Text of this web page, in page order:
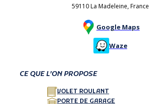
59110 La Madeleine, France
Google Maps
Waze
CE QUE L’ON PROPOSE
VOLET ROULANT
PORTE DE GARAGE